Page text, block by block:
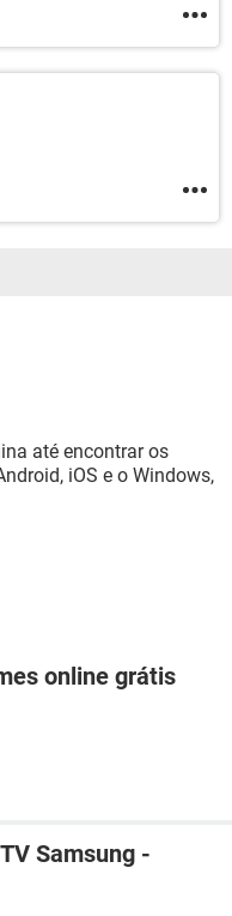
até encontrar os
iOS e o Windows,
online grátis
Samsung -